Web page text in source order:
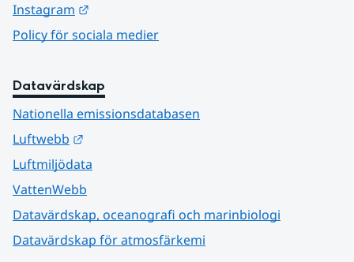
Instagram
Policy för sociala medier
Datavärdskap
Nationella emissionsdatabasen
Luftwebb
Luftmiljödata
VattenWebb
Datavärdskap, oceanografi och marinbiologi
Datavärdskap för atmosfärkemi